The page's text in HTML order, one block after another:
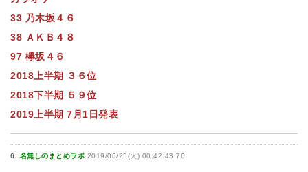
33 乃木坂４６
38 ＡＫＢ４８
97 欅坂４６
2018上半期 ３６位
2018下半期 ５９位
2019上半期 7月1日発表
6: 名無しのまとめラボ 2019/06/25(火) 00:42:43.76